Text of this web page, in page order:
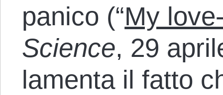
panico (“My
Science, 29
lamenta il fatto